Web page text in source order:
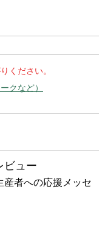
ください。
クなど）
ュー
産者への応援メッセ